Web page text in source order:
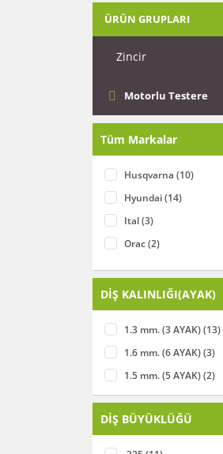
ÜRÜN GRUPLARI
Zincir
Motorlu Testere
Tüm Markalar
Husqvarna (10)
Hyundai (14)
Ital (3)
Orac (2)
DİŞ KALINLIĞI(AYAK)
1.3 mm. (3 AYAK) (13)
1.6 mm. (6 AYAK) (3)
1.5 mm. (5 AYAK) (2)
DİŞ BÜYÜKLÜĞÜ